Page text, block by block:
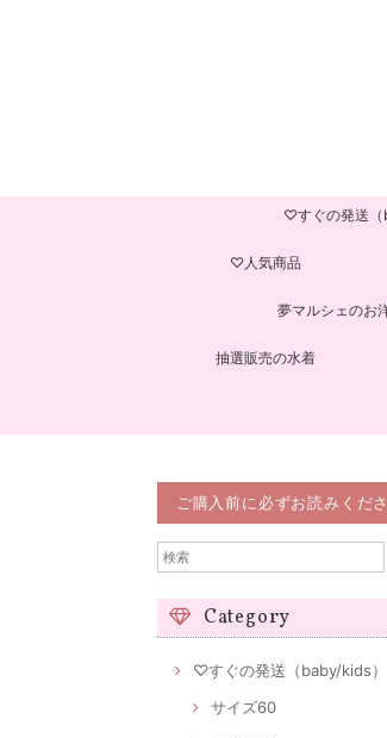
♡すぐの発送（
♡人気商品
夢マルシェのお
抽選販売の水着
ご購入前に必ずお読みくだ
Category
♡すぐの発送（baby/kids）
サイズ60